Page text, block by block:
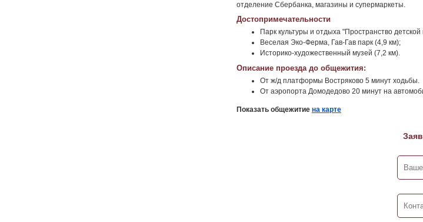
отделение Сбербанка, магазины и супермаркеты.
Достопримечательности
Парк культуры и отдыха "Пространство
Веселая Эко-Ферма, Гав-Гав парк (4,9 км);
Историко-художественный музей (7,2 км).
Описание проезда до общежития:
От ж/д платформы Востряково 5 минут ходьбы.
От аэропорта Домодедово 20 минут на
Показать общежитие на карте